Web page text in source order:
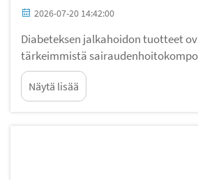
2026-07-20 14:42:00
Diabeteksen jalkahoidon tuotteet
tärkeimmistä
diabeteksen sairastaville potilaille.
jalkahoidon tuotteet voivat
vakavien komplikaatioiden riskiä,
Näytä lisää